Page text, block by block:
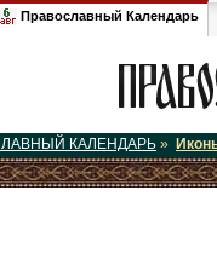
Православный Календарь
КАЛЕНДАРЬ »